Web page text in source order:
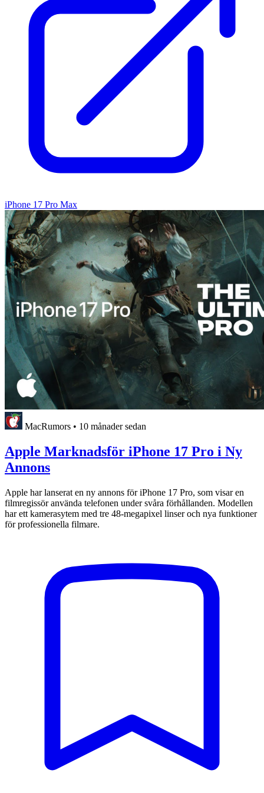
iPhone 17 Pro Max
MacRumors • 10 månader sedan
Apple Marknadsför iPhone 17 Pro i Ny
Annons
Apple har lanserat en ny annons för iPhone 17 Pro, som visar en
filmregissör använda telefonen under svåra förhållanden. Modellen
har ett kamerasytem med tre 48-megapixel linser och nya funktioner
för professionella filmare.